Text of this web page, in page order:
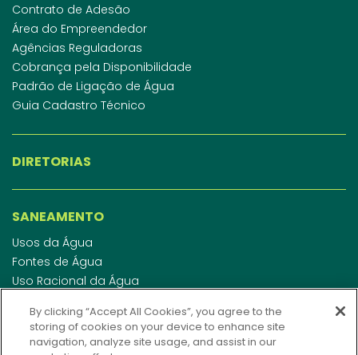
Contrato de Adesão
Área do Empreendedor
Agências Reguladoras
Cobrança pela Disponibilidade
Padrão de Ligação de Água
Guia Cadastro Técnico
DIRETORIAS
SANEAMENTO
Usos da Água
Fontes de Água
Uso Racional da Água
Esgotamento Sanitário
Regulamento de Água e Esgoto
By clicking “Accept All Cookies”, you agree to the
storing of cookies on your device to enhance site
navigation, analyze site usage, and assist in our